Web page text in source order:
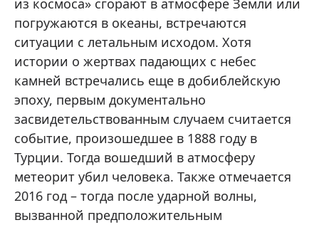
из космоса» сгорают в атмосфере Земли или
погружаются в океаны, встречаются
ситуации с летальным исходом. Хотя
истории о жертвах падающих с небес
камней встречались еще в добиблейскую
эпоху, первым документально
засвидетельствованным случаем считается
событие, произошедшее в 1888 году в
Турции. Тогда вошедший в атмосферу
метеорит убил человека. Также отмечается
2016 год – тогда после ударной волны,
вызванной предположительным